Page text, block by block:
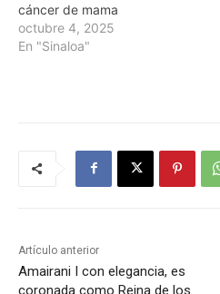
cáncer de mama
octubre 4, 2025
En "Sinaloa"
Artículo anterior
Amairani I con elegancia, es
coronada como Reina de los